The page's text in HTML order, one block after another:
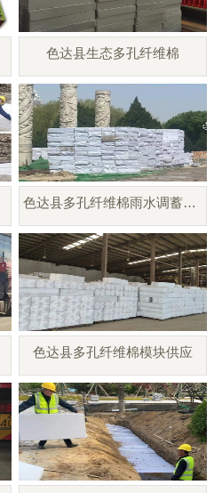
色达县生态多孔纤维棉
色达县多孔纤维棉雨水调蓄模块
色达县多孔纤维棉模块供应